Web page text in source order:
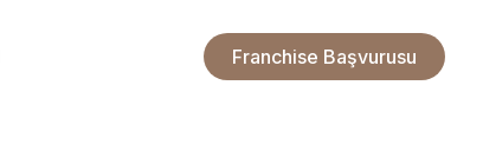
Franchise Başvurusu